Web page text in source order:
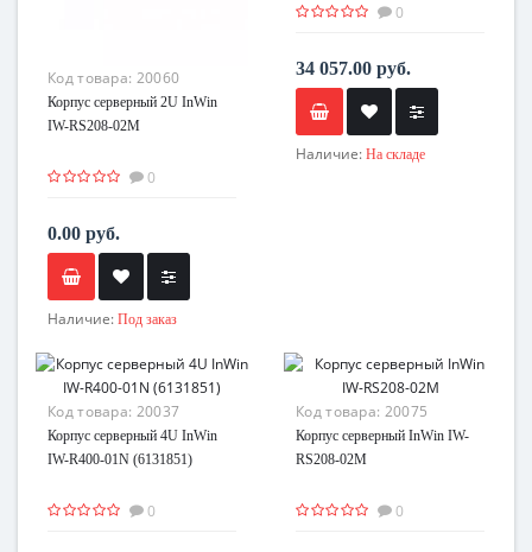
Код товара: 20060
Корпус серверный 2U InWin
IW-RS208-02M
0
0.00 руб.
Наличие: Под заказ
0
34 057.00 руб.
Наличие: На складе
Код товара: 20037
Корпус серверный 4U InWin
IW-R400-01N (6131851)
0
Код товара: 20075
Корпус серверный InWin IW-
RS208-02M
0